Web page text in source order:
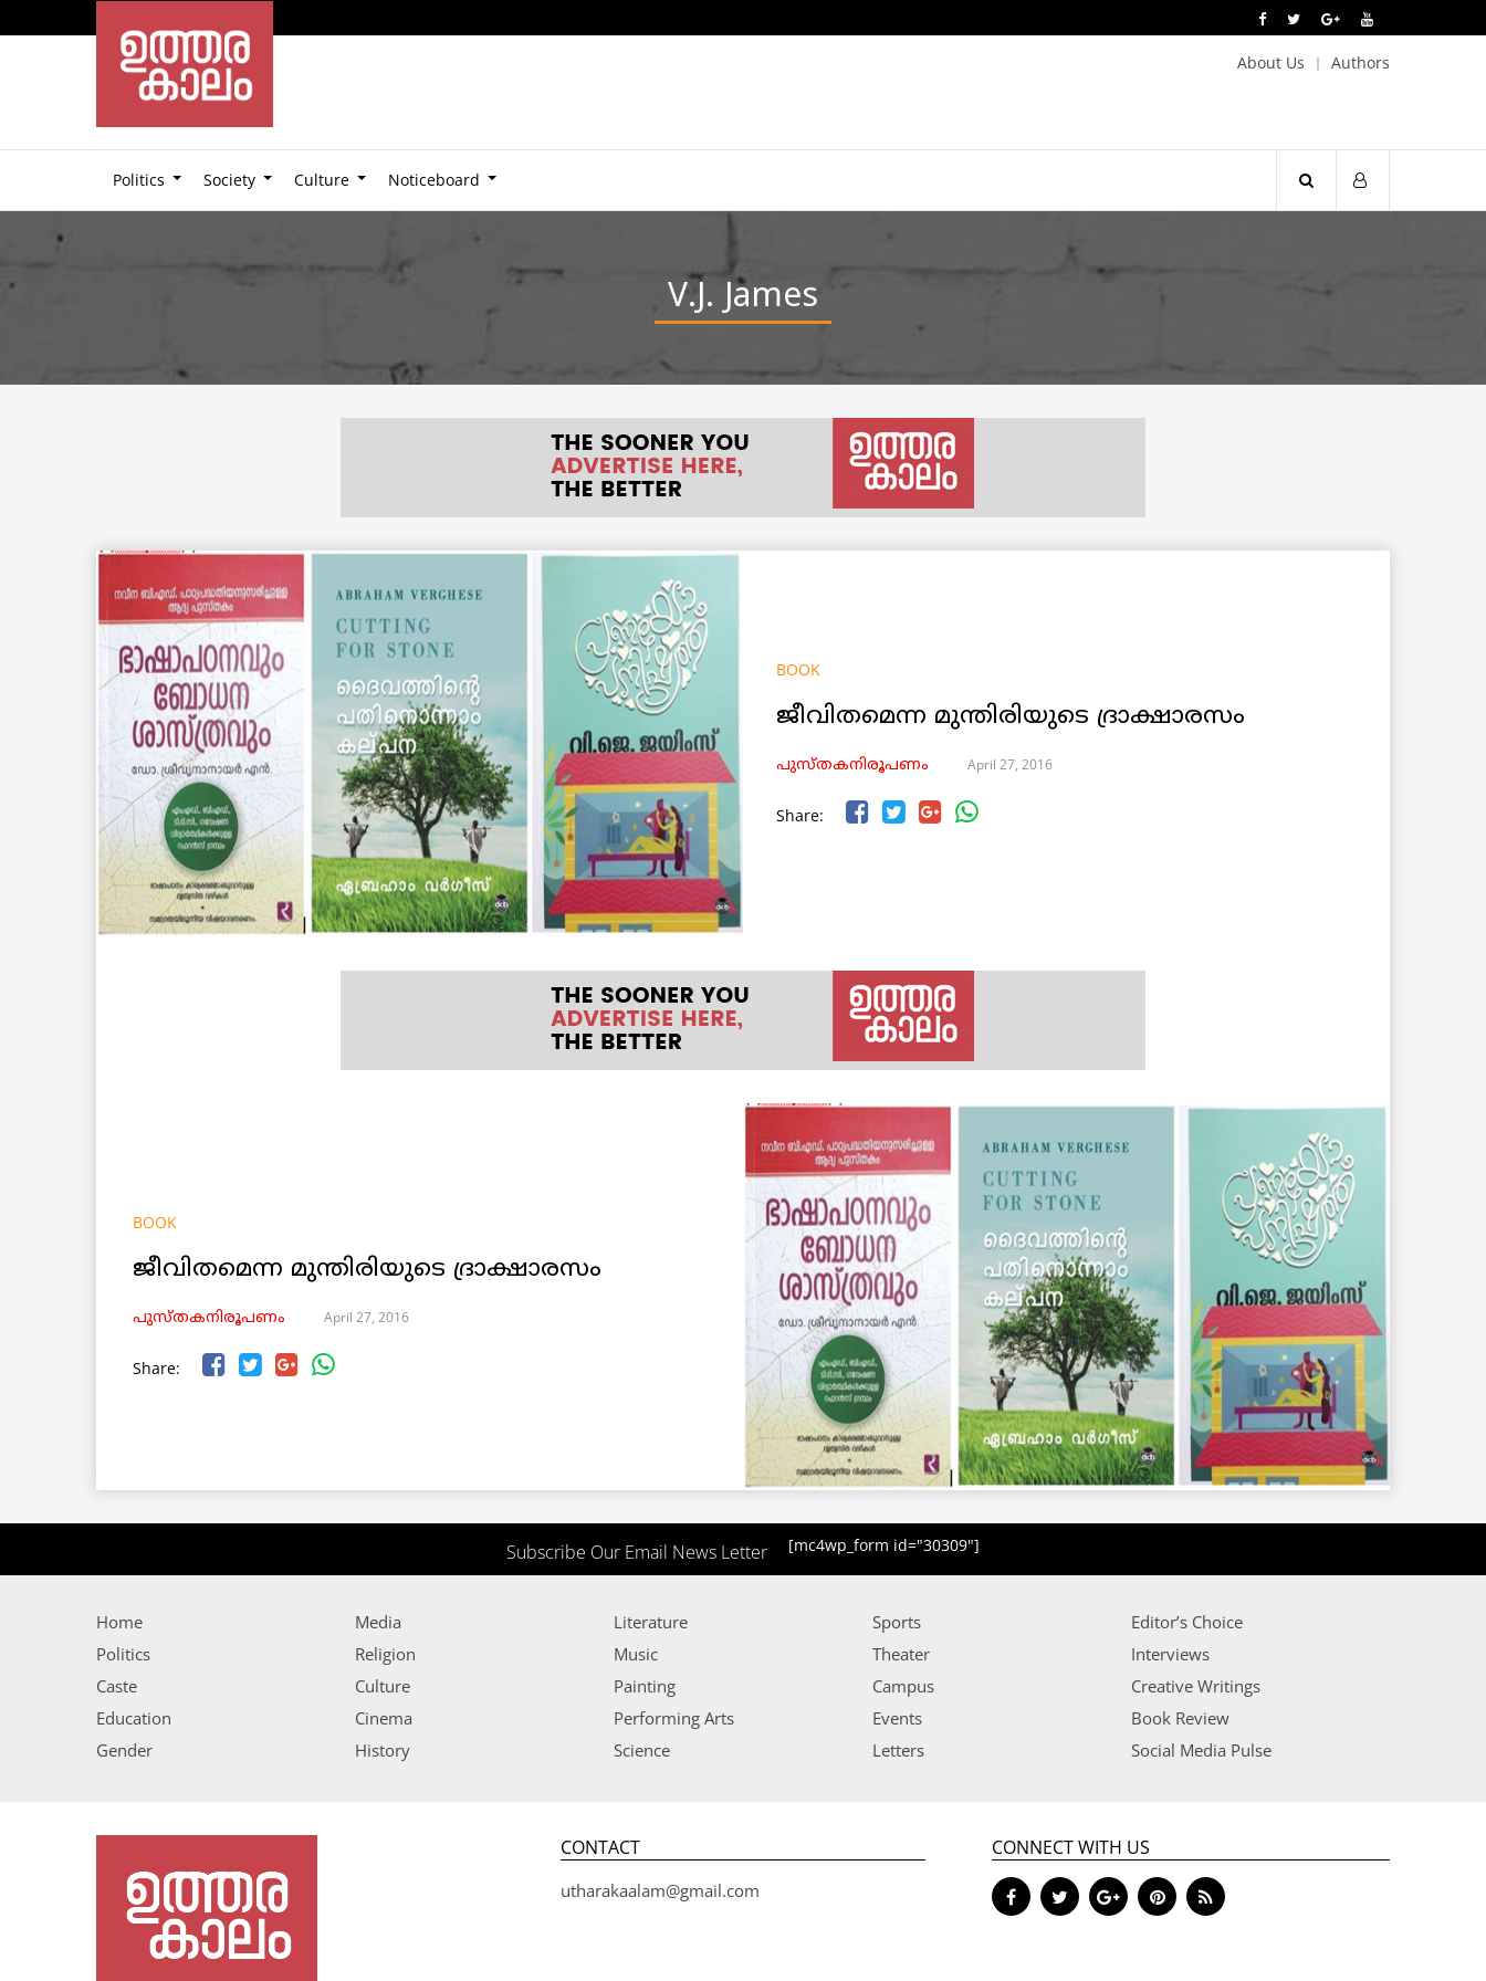
About Us Authors
Politics Society Culture Noticeboard
V.J. James
BOOK
ജീവിതമെന്ന മുന്തിരിയുടെ ദ്രാക്ഷാരസം
പുസ്തകനിരൂപണം April 27, 2016
Share:
BOOK
ജീവിതമെന്ന മുന്തിരിയുടെ ദ്രാക്ഷാരസം
പുസ്തകനിരൂപണം April 27, 2016
Share:
Subscribe Our Email News Letter [mc4wp_form id="30309"]
Home
Politics
Caste
Education
Gender
Media
Religion
Culture
Cinema
History
Literature
Music
Painting
Performing Arts
Science
Sports
Theater
Campus
Events
Letters
Editor’s Choice
Interviews
Creative Writings
Book Review
Social Media Pulse
CONTACT
utharakaalam@gmail.com
CONNECT WITH US